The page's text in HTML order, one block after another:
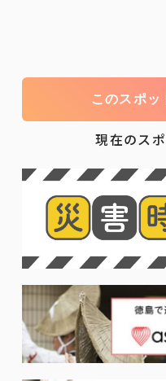
このスポッ
現在のス